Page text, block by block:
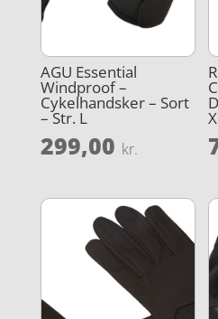
AGU Essential
Windproof –
Cykelhandsker – Sort
– Str. L
299,00 kr.